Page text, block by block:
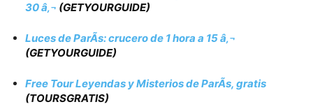
30 â‚¬ (GETYOURGUIDE)
Luces de ParÃ­s: crucero de 1 hora a 15 â‚¬
(GETYOURGUIDE)
Free Tour Leyendas y Misterios de ParÃ­s, gratis
(TOURSGRATIS)